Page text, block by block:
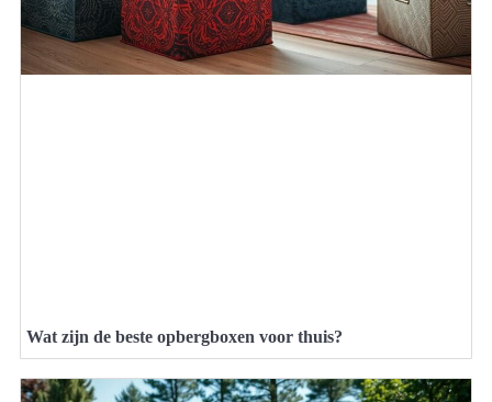
Wat zijn de beste opbergboxen voor thuis?